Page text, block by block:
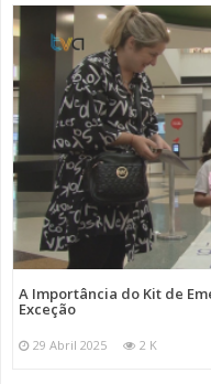
A Importância do Kit de
Exceção
29 Abril 2025 2 K